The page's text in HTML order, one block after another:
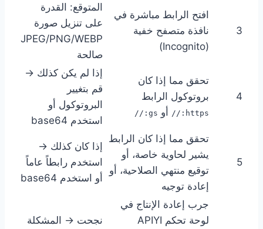
3
افتح الرابط مباشرة في
نافذة متصفح خفية
(Incognito)
المتوقع: القدرة
على تنزيل صورة
JPEG/PNG/WEBP
صالحة
4
تحقق مما إذا كان
بروتوكول الرابط
https:// أو gs://
إذا لم يكن كذلك →
قم بتغيير
البروتوكول أو
استخدم base64
5
تحقق مما إذا كان الرابط
يشير لحاوية خاصة، أو
توقيع منتهي الصلاحية، أو
إعادة توجيه
إذا كان كذلك →
استخدم رابطاً عاماً
أو استخدم base64
جرب إعادة الإنتاج في
لوحة تحكم APIYI
نجحت → المشكلة